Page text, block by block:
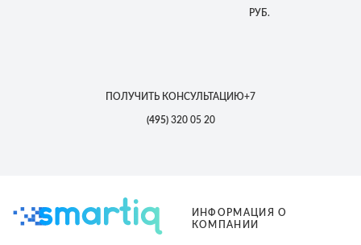
РУБ.
ПОЛУЧИТЬ КОНСУЛЬТАЦИЮ+7
(495)320 05 20
ИНФОРМАЦИЯ О
КОМПАНИИ